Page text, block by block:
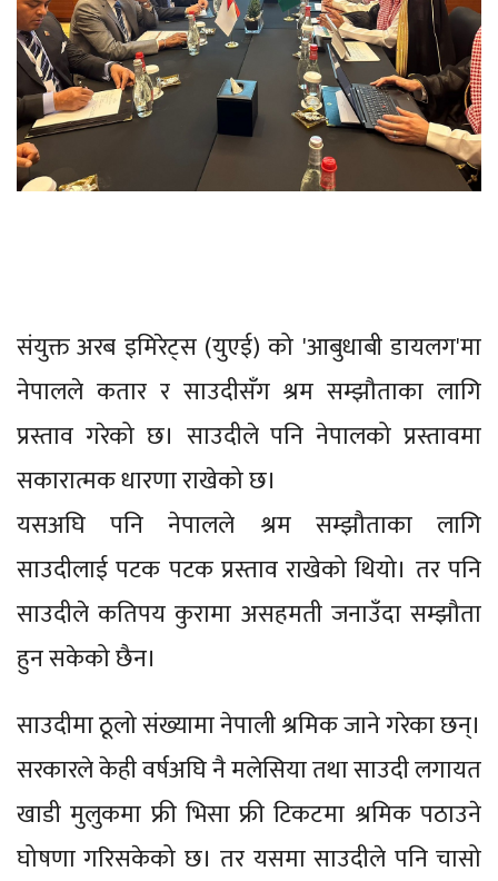
संयुक्त अरब इमिरेट्स (युएई) को 'आबुधाबी डायलग'मा
नेपालले कतार र साउदीसँग श्रम सम्झौताका लागि
प्रस्ताव गरेको छ। साउदीले पनि नेपालको प्रस्तावमा
सकारात्मक धारणा राखेको छ।
यसअघि पनि नेपालले श्रम सम्झौताका लागि
साउदीलाई पटक पटक प्रस्ताव राखेको थियो। तर पनि
साउदीले कतिपय कुरामा असहमती जनाउँदा सम्झौता
हुन सकेको छैन।
साउदीमा ठूलो संख्यामा नेपाली श्रमिक जाने गरेका छन्।
सरकारले केही वर्षअघि नै मलेसिया तथा साउदी लगायत
खाडी मुलुकमा फ्री भिसा फ्री टिकटमा श्रमिक पठाउने
घोषणा गरिसकेको छ। तर यसमा साउदीले पनि चासो